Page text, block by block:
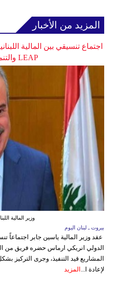
المزيد من الأخبار
اجتماع تنسيقي بين المالية
LEAP والتنمية الرقمية
وزير المالية
بيروت ـ لبنان اليوم
عقد وزير المالية ياسين جابر اجتماعاً
الدولي انريكي ارماس حضره فريق من
لإعادة ا... المزيد